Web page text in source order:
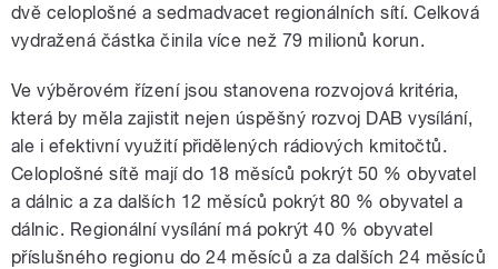
dvě celoplošné a sedmadvacet regionálních sítí. Celková
vydražená částka činila více než 79 milionů korun.
Ve výběrovém řízení jsou stanovena rozvojová kritéria,
která by měla zajistit nejen úspěšný rozvoj DAB vysílání,
ale i efektivní využití přidělených rádiových kmitočtů.
Celoplošné sítě mají do 18 měsíců pokrýt 50 % obyvatel
a dálnic a za dalších 12 měsíců pokrýt 80 % obyvatel a
dálnic. Regionální vysílání má pokrýt 40 % obyvatel
příslušného regionu do 24 měsíců a za dalších 24 měsíců